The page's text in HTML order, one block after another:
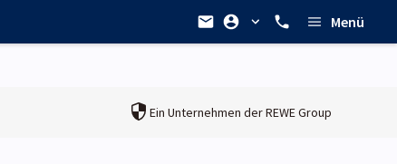
Menü
Ein Unternehmen derREWE Group